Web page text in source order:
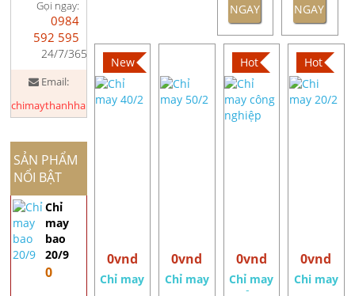
NGAY
NGAY
New
0vnd
Chỉ may
0vnd
Chỉ may
Hot
0vnd
Chỉ may
Hot
0vnd
Chi may
Gọi ngay:
0984
592 595
24/7/365
Email:
chimaythanhhang.com@gmail.com
SẢN PHẨM
NỔI BẬT
Chỉ
may
bao
20/9
0